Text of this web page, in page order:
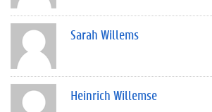
Sarah Willems
Heinrich Willemse